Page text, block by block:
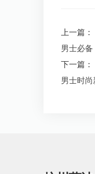
上一篇：
男士必
下一篇：
男士时尚